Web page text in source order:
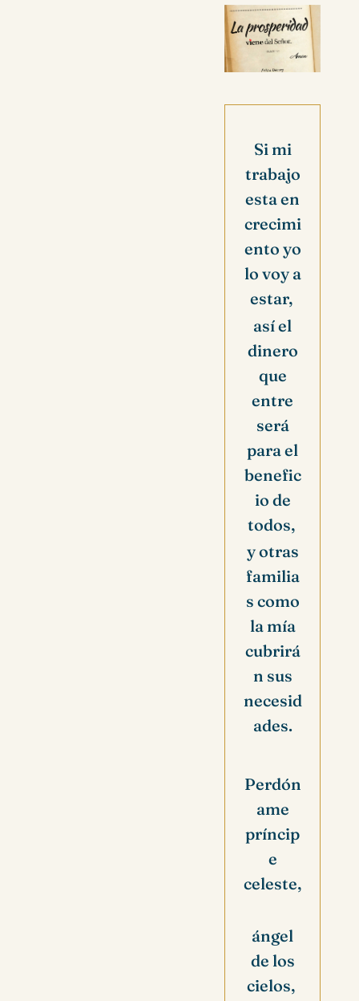
Si mi
trabajo
esta en
crecimi
ento yo
lo voy a
estar,
así el
dinero
que
entre
será
para el
benefic
io de
todos,
y otras
familia
s como
la mía
cubrirá
n sus
necesid
ades.
Perdón
ame
príncip
e
celeste,
ángel
de los
cielos,